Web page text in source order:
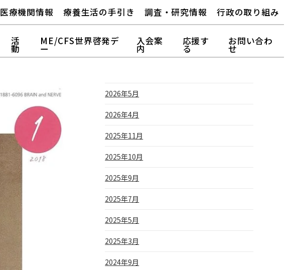
医療機関情報 療養生活の手引き 調査・研究情報 行政の取り組み
活
動
ME/CFS世界啓発デ
ー
入会案
内
応援す
る
お問い合わ
せ
2026年5月
2026年4月
2025年11月
2025年10月
2025年9月
2025年7月
2025年5月
2025年3月
2024年9月